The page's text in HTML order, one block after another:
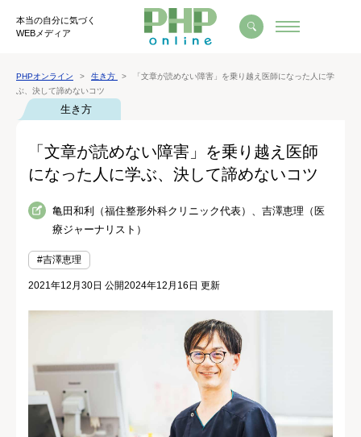
本当の自分に気づく
WEBメディア
PHPオンライン 生き方
「文章が読めない障害」を乗り越え医師になった人に学
ぶ、決して諦めないコツ
生き方
「文章が読めない障害」を乗り越え医師
になった人に学ぶ、決して諦めないコツ
亀田和利（福住整形外科クリニック代表）、吉澤恵理（医
療ジャーナリスト）
#吉澤恵理
2021年12月30日 公開2024年12月16日 更新